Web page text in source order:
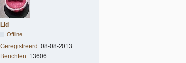
Lid
Offline
Geregistreerd: 08-08-2013
Berichten: 13606